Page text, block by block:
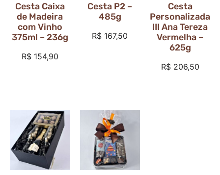
Cesta Caixa
de Madeira
com Vinho
375ml – 236g
R$154,90
Cesta P2 –
485g
R$ 167,50
Cesta
Personalizada
III Ana Tereza
Vermelha –
625g
R$206,50